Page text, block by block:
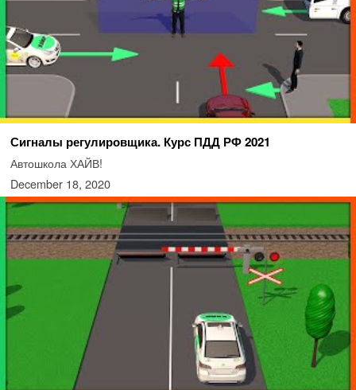
Сигналы регулировщика. Курс ПДД РФ 2021
Автошкола ХАЙВ!
December 18, 2020